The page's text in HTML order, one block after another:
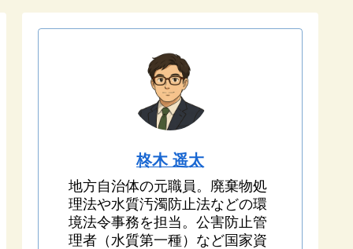
柊木 遥太
地方自治体の元職員。廃棄物処
理法や水質汚濁防止法などの環
境法令事務を担当。公害防止管
理者（水質第一種）など国家資